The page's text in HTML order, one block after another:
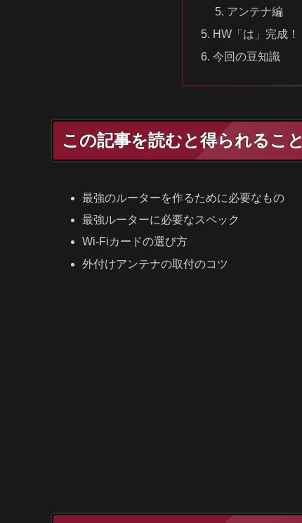
アンテナ編
HW「は」完成！
今回の豆知識
この記事を読むと得られること
最強のルーターを作るために必要なもの
最強ルーターに必要なスペック
Wi-Fiカードの選び方
外付けアンテナの取付のコツ